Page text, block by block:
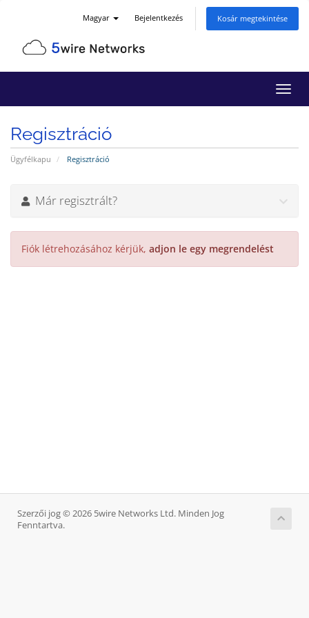
Magyar Bejelentkezés Kosár megtekintése
a
Regisztráció
Ügyfélkapu Regisztráció
Már regisztrált?
Fiók létrehozásához kérjük, adjon le egy megrendelést
Szerzői jog © 2026 5wire Networks Ltd. Minden Jog
Fenntartva.